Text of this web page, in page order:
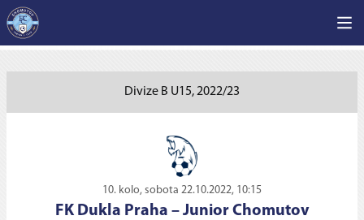
Divize B U15, 2022/23
10. kolo, sobota 22.10.2022, 10:15
FK Dukla Praha – Junior Chomutov